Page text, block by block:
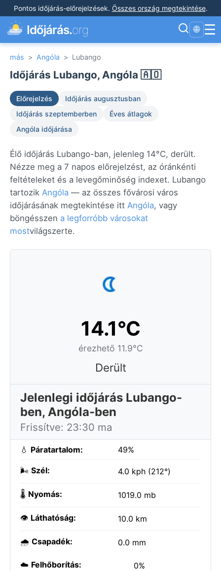
Pontos időjárás-előrejelzések. Összes ország megtekintése.
Időjárás.org 🌐 ☰
más > Angóla > Lubango
Időjárás Lubango, Angóla 🇦🇴
Előrejelzés
Időjárás augusztusban
Időjárás szeptemberben
Éves átlagok
Angóla időjárása
Élő időjárás Lubango-ban, jelenleg 14°C, derült.
Nézze meg a 7 napos előrejelzést, az óránkénti
feltételeket és a levegőminőség indexet. Lubango
tartozik Angóla — az összes fővárosi város
időjárásának megtekintése itt Angóla, vagy
böngésszen a legforróbb városokat
mostvilágszerte.
14.1°C
érezhető 11.9°C
Derült
Jelenlegi időjárás Lubango-
ben, Angóla-ben
Frissítve: 23:30 ma
💧 Páratartalom: 49%
🌬️ Szél: 4.0 kph (212°)
🌡️ Nyomás: 1019.0 mb
👁️ Láthatóság: 10.0 km
🌧️ Csapadék: 0.0 mm
☁️ Felhőborítás: 0%